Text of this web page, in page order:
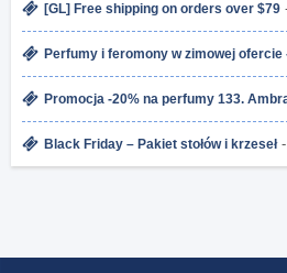
[GL] Free shipping on orders over $79
Perfumy i feromony w zimowej ofercie
Promocja -20% na perfumy 133.
Black Friday – Pakiet stołów i krzeseł-